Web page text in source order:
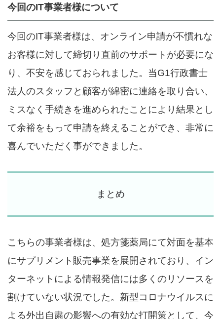
今回のIT事業者様について
今回のIT事業者様は、オンライン申請が不慣れな
お客様に対して締切り直前のサポートが必要にな
り、不安を感じておられました。当G1行政書士
法人のスタッフと顧客が綿密に連絡を取り合い、
ミスなく手続きを進められたことにより結果とし
て余裕をもって申請を終えることができ、非常に
喜んでいただく事ができました。
まとめ
こちらの事業者様は、処方箋薬局にて対面を基本
にサプリメント販売事業を展開されており、イン
ターネットによる情報発信には多くのリソースを
割けていない状況でした。新型コロナウイルスに
よる外出自粛の影響への有効な打開策として、今